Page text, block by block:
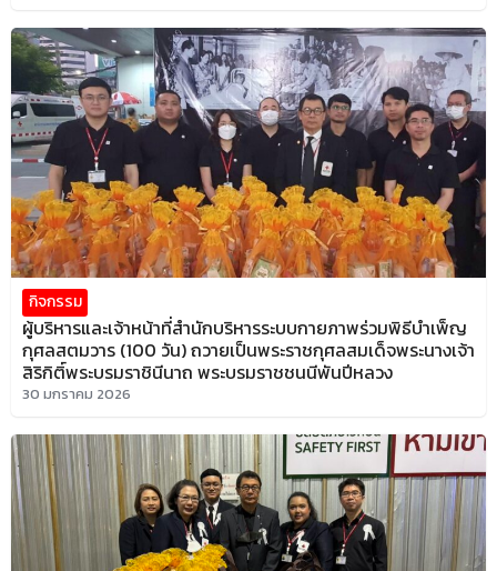
กิจกรรม
ผู้บริหารและเจ้าหน้าที่สำนักบริหารระบบกายภาพร่วมพิธีบำเพ็ญ
กุศลสตมวาร (100 วัน) ถวายเป็นพระราชกุศลสมเด็จพระนางเจ้า
สิริกิติ์พระบรมราชินีนาถ พระบรมราชชนนีพันปีหลวง
30 มกราคม 2026